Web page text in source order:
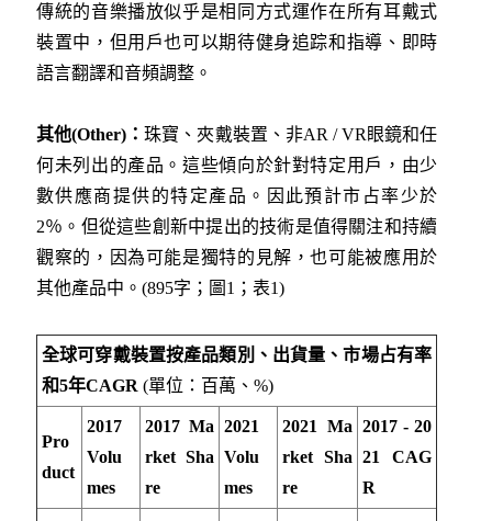
傳統的音樂播放似乎是相同方式運作在所有耳戴式
裝置中，但用戶也可以期待健身追踪和指導、即時
語言翻譯和音頻調整。
其他(Other) ：珠寶、夾戴裝置、非AR / VR眼鏡和任
何未列出的產品。這些傾向於針對特定用戶，由少
數供應商提供的特定產品。因此預計市占率少於
2％。但從這些創新中提出的技術是值得關注和持續
觀察的，因為可能是獨特的見解，也可能被應用於
其他產品中。(895字；圖1；表1)
全球可穿戴裝置按產品類別、出貨量、市場占有率
和5年CAGR (單位：百萬、%)
Pro
duct
2017
Volu
mes
2017 Ma
rket Sha
re
2021
Volu
mes
2021 Ma
rket Sha
re
2017 - 20
21 CAG
R